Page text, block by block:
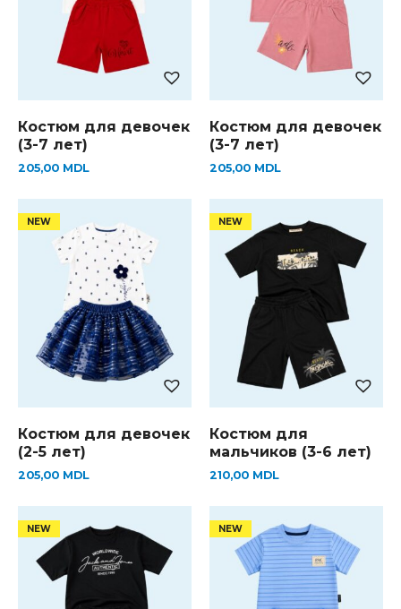
Костюм для девочек
(3-7 лет)
205,00 MDL
Костюм для девочек
(3-7 лет)
205,00 MDL
Костюм для девочек
(2-5 лет)
205,00 MDL
Костюм для
мальчиков (3-6 лет)
210,00 MDL